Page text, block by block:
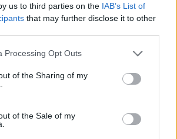
us to third parties on the IAB’s List of
that may further disclose it to other
Processing Opt Outs
of the Sharing of my
of the Sale of my